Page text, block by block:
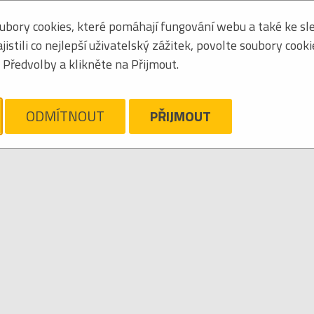
Seřadit podle: jména
výpis
MICHAL
cookies, které pomáhají fungování webu a také ke
co nejlepší uživatelský zážitek, povolte soubory
a klikněte na Přijmout.
ODMÍTNOUT PŘIJMOUT